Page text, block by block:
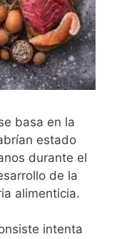
basa en la
estado
durante el
de la
alimenticia.
intenta